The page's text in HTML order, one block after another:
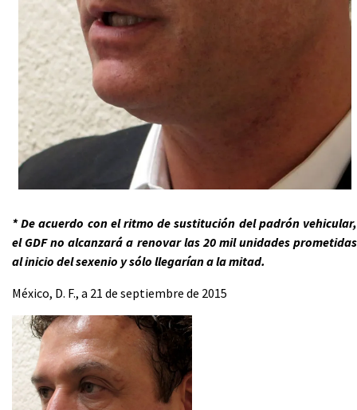
* De acuerdo con el ritmo de sustitución del padrón vehicular,
el GDF no alcanzará a renovar las 20 mil unidades prometidas
al inicio del sexenio y sólo llegarían a la mitad.
México, D. F., a 21 de septiembre de 2015